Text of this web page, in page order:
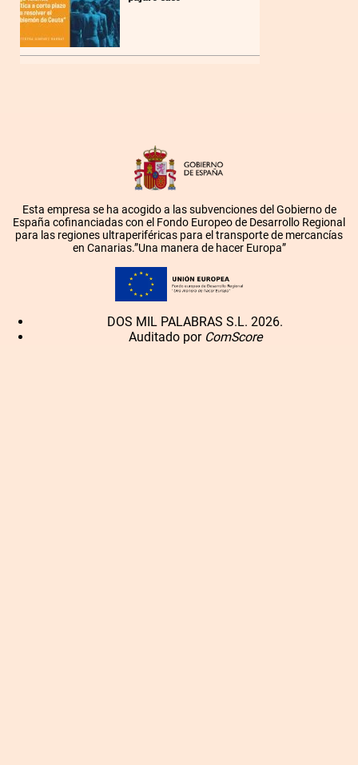
Esta empresa se ha acogido a las subvenciones del Gobierno de
España cofinanciadas con el Fondo Europeo de Desarrollo Regional
para las regiones ultraperiféricas para el transporte de mercancías
en Canarias.”Una manera de hacer Europa”
DOS MIL PALABRAS S.L. 2026.
Auditado por ComScore